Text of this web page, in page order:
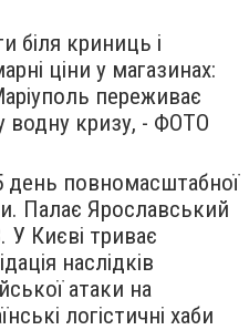
біля криниць і
ціни у магазинах:
переживає
водну кризу, - ФОТО
день повномасштабної
Палає Ярославський
У Києві триває
наслідків
атаки на
логістичні хаби